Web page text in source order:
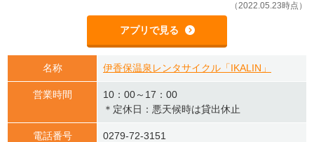
（2022.05.23時点）
アプリで見る
名称 伊香保温泉レンタサイクル「IKALIN」
営業時間
10：00～17：00
＊定休日：悪天候時は貸出休止
電話番号 0279-72-3151